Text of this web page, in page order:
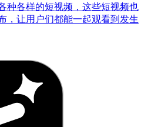
种各样的短视频，这些短视频也
，让用户们都能一起观看到发生